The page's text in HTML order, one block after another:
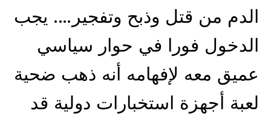
الدم من قتل وذبح وتفجير…. يجب
الدخول فورا في حوار سياسي
عميق معه لإفهامه أنه ذهب ضحية
لعبة أجهزة استخبارات دولية قد